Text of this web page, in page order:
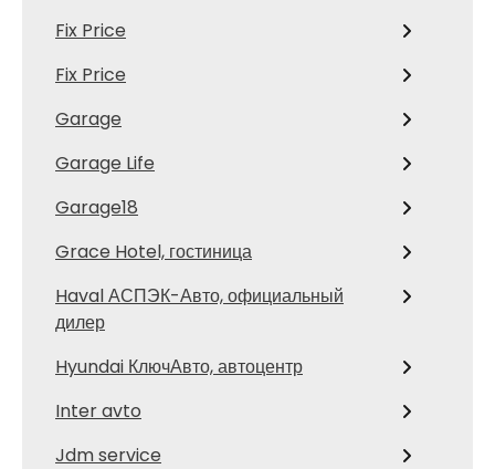
Fix Price
Fix Price
Garage
Garage Life
Garage18
Grace Hotel, гостиница
Haval АСПЭК-Авто, официальный
дилер
Hyundai КлючАвто, автоцентр
Inter avto
Jdm service